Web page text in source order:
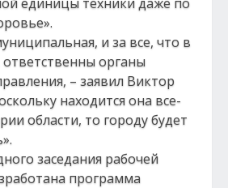
и за все, что в
органы
– заявил Виктор
находится она все-
области, то городу будет
заседания рабочей
программа